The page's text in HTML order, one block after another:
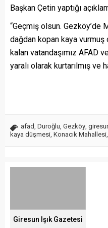
Başkan Çetin yaptığı
“Geçmiş olsun. Gezköy’de
dağdan kopan kaya vurmuş
kalan vatandaşımız AFAD
yaralı olarak kurtarılmış ve
afad Duroğlu Gezköy
kaya düşmesi Konacık Mahallesi
Giresun Işık Gazetesi